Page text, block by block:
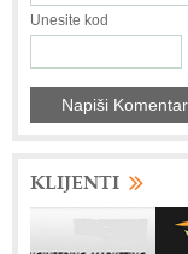
Unesite kod
KLIJENTI